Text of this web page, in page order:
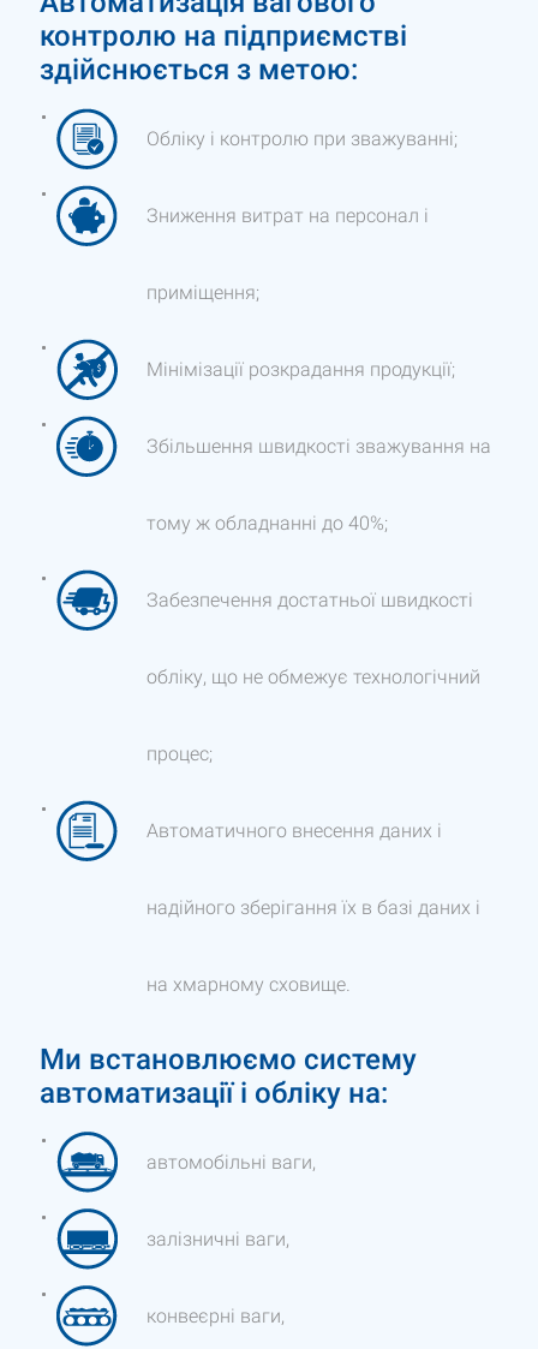
контролю на підприємстві
здійснюється з метою:
Обліку і контролю при зважуванні;
Зниження витрат на персонал і
приміщення;
Мінімізації розкрадання продукції;
Збільшення швидкості зважування на
тому ж обладнанні до 40%;
Забезпечення достатньої швидкості
обліку, що не обмежує технологічний
процес;
Автоматичного внесення даних і
надійного зберігання їх в базі даних і
на хмарному сховище.
Ми встановлюємо систему
автоматизації і обліку на:
автомобільні ваги,
залізничні ваги,
конвеєрні ваги,